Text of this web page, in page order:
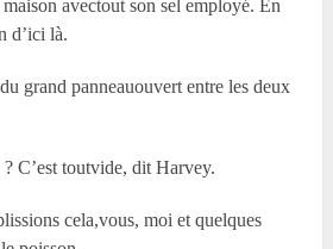
avectout son sel employé. En
d’ici là.
grand panneauouvert entre les deux
C’est toutvide, dit Harvey.
cela,vous, moi et quelques